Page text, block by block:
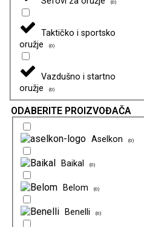
(0)
Taktičko i sportsko
oružje
(0)
Vazdušno i startno
oružje
(0)
ODABERITE PROIZVOĐAČA
Aselkon (0)
Baikal (0)
Belom (0)
Benelli (0)